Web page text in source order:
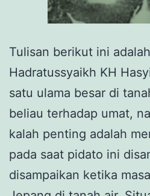
Tulisan berikut ini
Hadratussyaikh KH
satu ulama besar di
beliau terhadap umat,
kalah penting adalah
pada saat pidato ini
disampaikan ketika